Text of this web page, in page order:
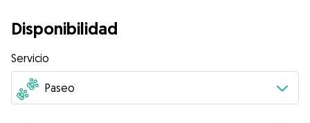
Disponibilidad
Servicio